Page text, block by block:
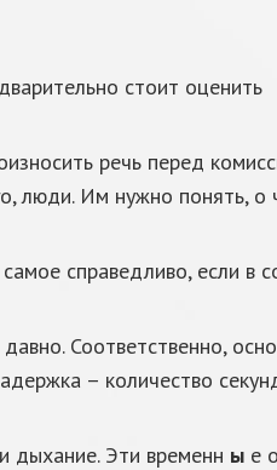
стоит оценить
речь перед
люди. Им нужно понять, о
справедливо, если в
Соответственно,
– количество
дыхание. Эти временн ы е